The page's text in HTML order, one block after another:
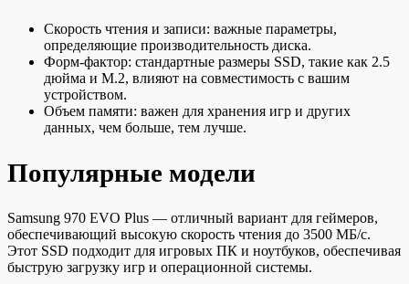
Скорость чтения и записи: важные параметры,
определяющие производительность диска.
Форм-фактор: стандартные размеры SSD, такие как 2.5
дюйма и M.2, влияют на совместимость с вашим
устройством.
Объем памяти: важен для хранения игр и других
данных, чем больше, тем лучше.
Популярные модели
Samsung 970 EVO Plus — отличный вариант для геймеров,
обеспечивающий высокую скорость чтения до 3500 МБ/с.
Этот SSD подходит для игровых ПК и ноутбуков, обеспечивая
быструю загрузку игр и операционной системы.